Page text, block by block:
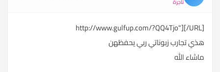
http://www.gulfup.com/?QQ4Tjo"][/URL]
هذي تجارب زبوناتي ربي يحفظهن
ماشاء الله